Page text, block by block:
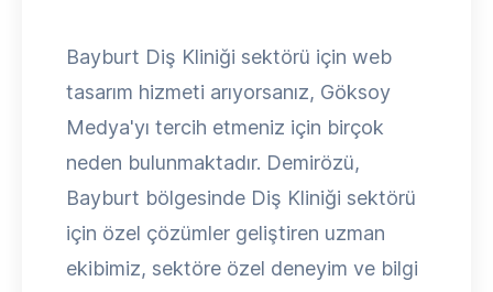
Bayburt Diş Kliniği sektörü için web
tasarım hizmeti arıyorsanız, Göksoy
Medya'yı tercih etmeniz için birçok
neden bulunmaktadır. Demirözü,
Bayburt bölgesinde Diş Kliniği sektörü
için özel çözümler geliştiren uzman
ekibimiz, sektöre özel deneyim ve bilgi